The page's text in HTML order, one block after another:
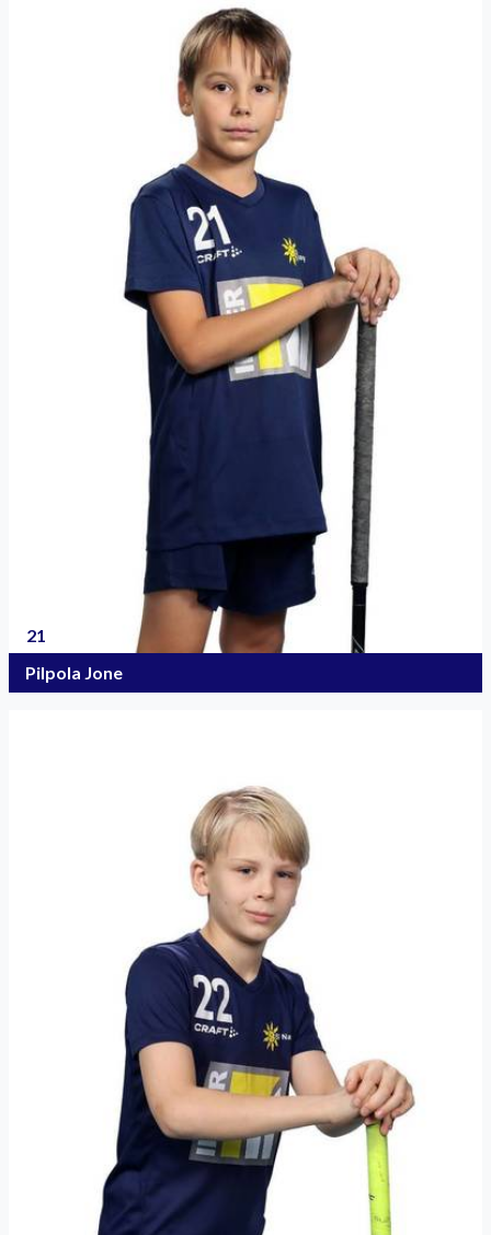
21
Pilpola Jone